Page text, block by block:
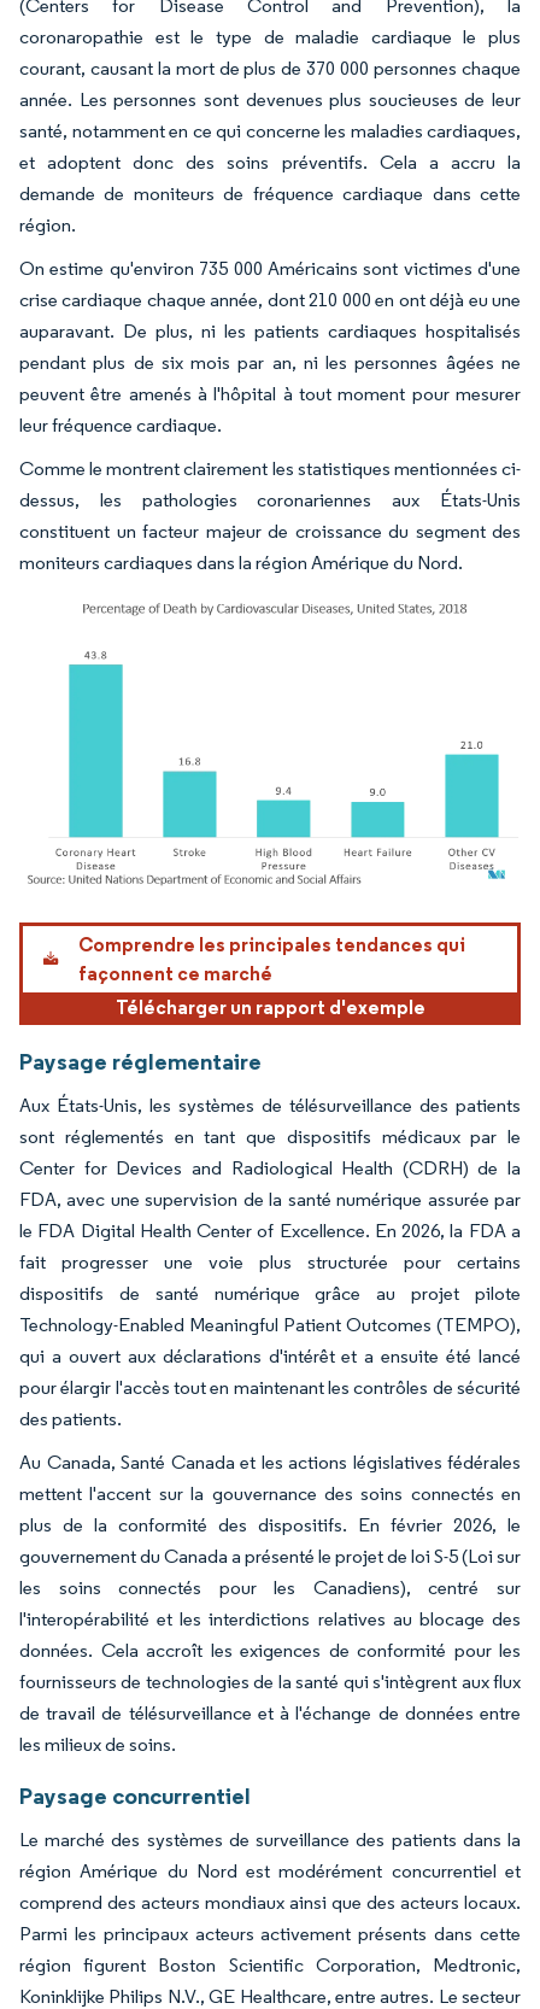
(Centers for Disease Control and Prevention), la
coronaropathie est le type de maladie cardiaque le plus
courant, causant la mort de plus de 370 000 personnes chaque
année. Les personnes sont devenues plus soucieuses de leur
santé, notamment en ce qui concerne les maladies cardiaques,
et adoptent donc des soins préventifs. Cela a accru la
demande de moniteurs de fréquence cardiaque dans cette
région.
On estime qu'environ 735 000 Américains sont victimes d'une
crise cardiaque chaque année, dont 210 000 en ont déjà eu une
auparavant. De plus, ni les patients cardiaques hospitalisés
pendant plus de six mois par an, ni les personnes âgées ne
peuvent être amenés à l'hôpital à tout moment pour mesurer
leur fréquence cardiaque.
Comme le montrent clairement les statistiques mentionnées ci-
dessus, les pathologies coronariennes aux États-Unis
constituent un facteur majeur de croissance du segment des
moniteurs cardiaques dans la région Amérique du Nord.
Image © Mordor Intelligence. La réutilisation nécessite une attribution sous CC BY
Comprendre les principales tendances qui
façonnent ce marché
Télécharger un rapport d'exemple
Paysage réglementaire
Aux États-Unis, les systèmes de télésurveillance des patients
sont réglementés en tant que dispositifs médicaux par le
Center for Devices and Radiological Health (CDRH) de la
FDA, avec une supervision de la santé numérique assurée par
le FDA Digital Health Center of Excellence. En 2026, la FDA a
fait progresser une voie plus structurée pour certains
dispositifs de santé numérique grâce au projet pilote
Technology-Enabled Meaningful Patient Outcomes (TEMPO),
qui a ouvert aux déclarations d'intérêt et a ensuite été lancé
pour élargir l'accès tout en maintenant les contrôles de sécurité
des patients.
Au Canada, Santé Canada et les actions législatives fédérales
mettent l'accent sur la gouvernance des soins connectés en
plus de la conformité des dispositifs. En février 2026, le
gouvernement du Canada a présenté le projet de loi S-5 (Loi sur
les soins connectés pour les Canadiens), centré sur
l'interopérabilité et les interdictions relatives au blocage des
données. Cela accroît les exigences de conformité pour les
fournisseurs de technologies de la santé qui s'intègrent aux flux
de travail de télésurveillance et à l'échange de données entre
les milieux de soins.
Paysage concurrentiel
Le marché des systèmes de surveillance des patients dans la
région Amérique du Nord est modérément concurrentiel et
comprend des acteurs mondiaux ainsi que des acteurs locaux.
Parmi les principaux acteurs activement présents dans cette
région figurent Boston Scientific Corporation, Medtronic,
Koninklijke Philips N.V., GE Healthcare, entre autres. Le secteur